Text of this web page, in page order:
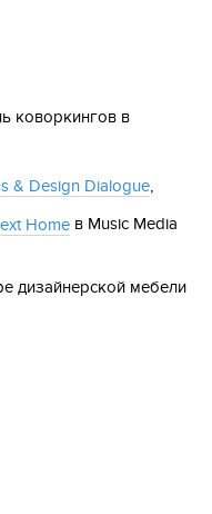
коворкингов в
& Design Dialogue,
Home в Music Media
дизайнерской мебели